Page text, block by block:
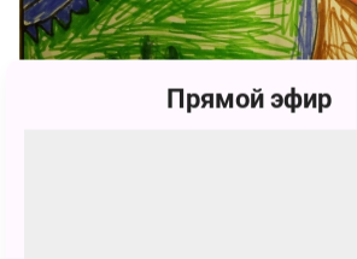
Прямой эфир